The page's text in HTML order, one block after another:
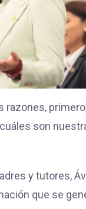
razones,
son
y tutores,
que se